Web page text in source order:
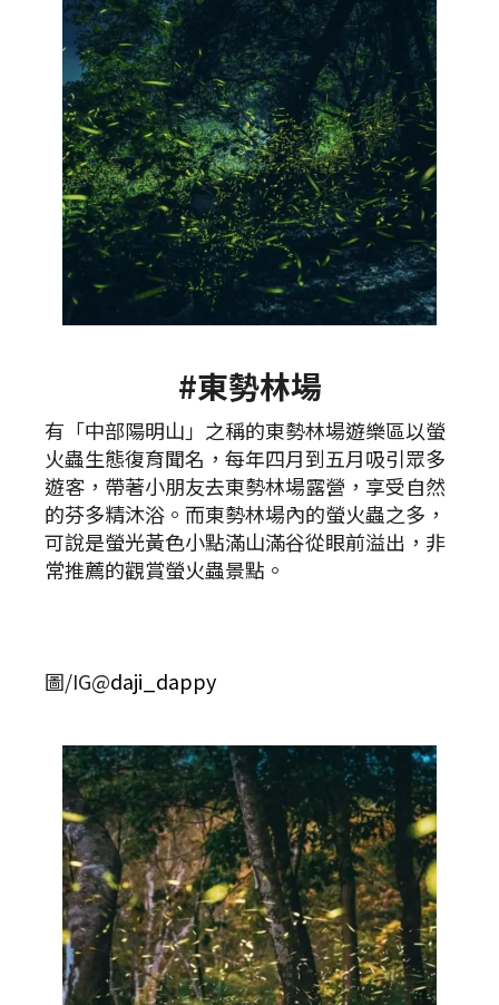
#東勢林場
有「中部陽明山」之稱的東勢林場遊樂區以螢
火蟲生態復育聞名，每年四月到五月吸引眾多
遊客，帶著小朋友去東勢林場露營，享受自然
的芬多精沐浴。而東勢林場內的螢火蟲之多，
可說是螢光黃色小點滿山滿谷從眼前溢出，非
常推薦的觀賞螢火蟲景點。
圖/IG@daji_dappy